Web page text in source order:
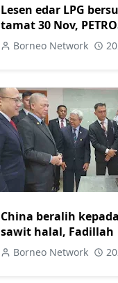
Lesen edar LPG
tamat 30 Nov,
alihBorneo Network
China beralih
sawit halal, Fadillah
Borneo Network